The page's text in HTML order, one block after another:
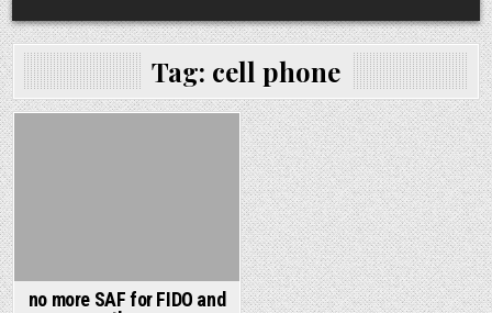
Tag: cell phone
no more SAF for FIDO and